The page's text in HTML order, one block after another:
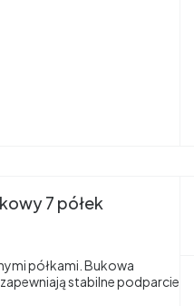
7 półek
półkami. Bukowa
stabilne podparcie